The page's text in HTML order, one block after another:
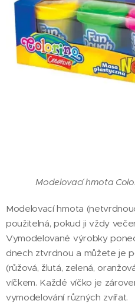
Modelovací hmota
Modelovací hmota
použitelná, pokud ji vždy
Vymodelované výrobky
dnech ztvrdnou a můžete je
(růžová, žlutá, zelená,
víčkem. Každé víčko je
vymodelování různých zvířat.